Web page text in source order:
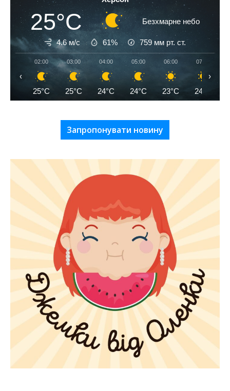
25°C Безхмарне небо
4.6 м/с 61% 759 мм рт. ст.
02:00
25°C
03:00
25°C
04:00
24°C
05:00
24°C
06:00
23°C
07:00
24°C
‹ ›
Запропонувати новину